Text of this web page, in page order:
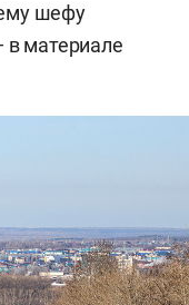
шефу
в материале